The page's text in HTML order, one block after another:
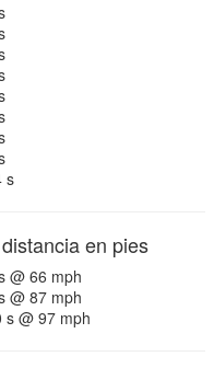
s
en pies
@ 66 mph
@ 87 mph
s @ 97 mph